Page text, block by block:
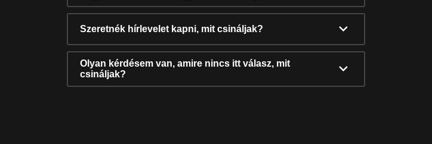
Szeretnék hírlevelet kapni, mit csináljak?
Olyan kérdésem van, amire nincs itt válasz, mit
csináljak?